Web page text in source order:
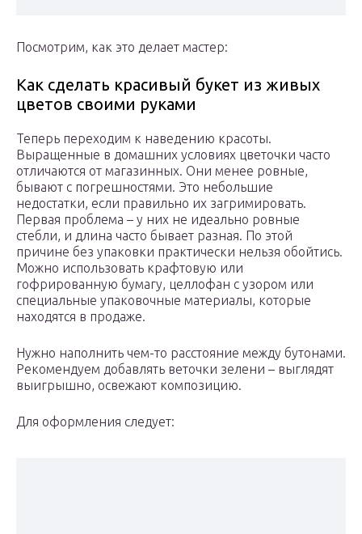
Посмотрим, как это делает мастер:
Как сделать красивый букет из живых
цветов своими руками
Теперь переходим к наведению красоты.
Выращенные в домашних условиях цветочки часто
отличаются от магазинных. Они менее ровные,
бывают с погрешностями. Это небольшие
недостатки, если правильно их загримировать.
Первая проблема – у них не идеально ровные
стебли, и длина часто бывает разная. По этой
причине без упаковки практически нельзя обойтись.
Можно использовать крафтовую или
гофрированную бумагу, целлофан с узором или
специальные упаковочные материалы, которые
находятся в продаже.
Нужно наполнить чем-то расстояние между бутонами.
Рекомендуем добавлять веточки зелени – выглядят
выигрышно, освежают композицию.
Для оформления следует: